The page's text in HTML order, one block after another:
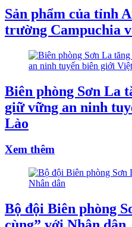
Sản phẩm của tỉnh
trường Campuchia
Biên phòng Sơn La
giữ vững an ninh
Lào
Xem thêm
Bộ đội Biên phòng